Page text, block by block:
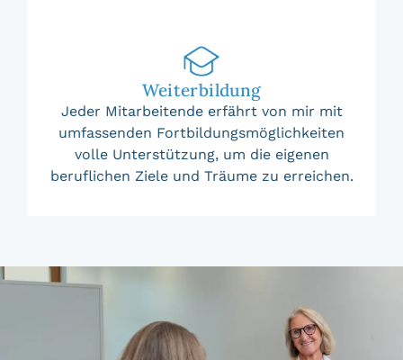
Weiterbildung
Jeder Mitarbeitende erfährt von mir mit
umfassenden Fortbildungsmöglichkeiten
volle Unterstützung, um die eigenen
beruflichen Ziele und Träume zu erreichen.